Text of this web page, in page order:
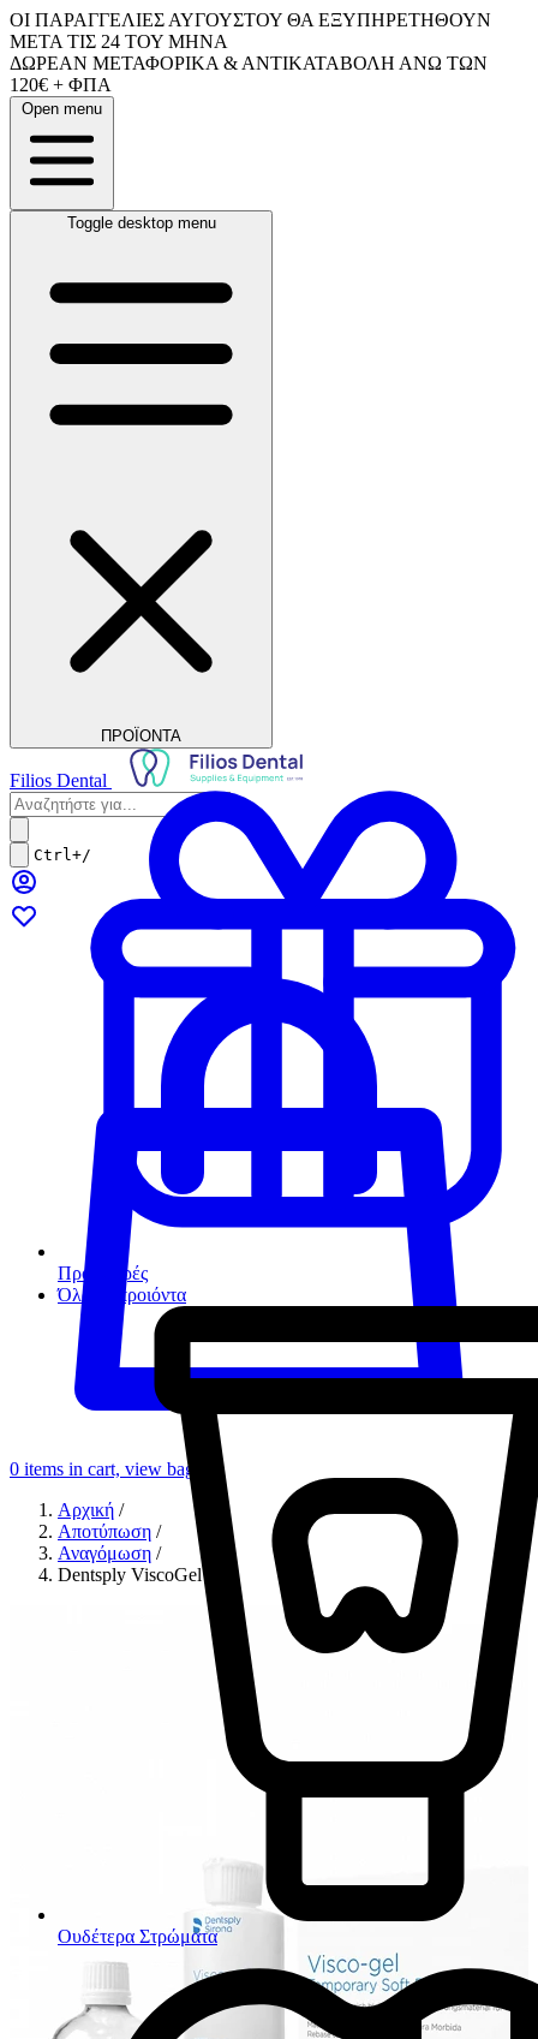
ΟΙ ΠΑΡΑΓΓΕΛΙΕΣ ΑΥΓΟΥΣΤΟΥ ΘΑ ΕΞΥΠΗΡΕΤΗΘΟΥΝ
ΜΕΤΑ ΤΙΣ 24 ΤΟΥ ΜΗΝΑ
ΔΩΡΕΑΝ ΜΕΤΑΦΟΡΙΚΑ & ΑΝΤΙΚΑΤΑΒΟΛΗ ΑΝΩ ΤΩΝ
120€ + ΦΠΑ
Open menu
Toggle desktop menu
ΠΡΟΪΟΝΤΑ
Προσφορές
Όλα τα προιόντα
Ουδέτερα Στρώματα
Filios Dental
Ctrl+/
0 items in cart, view bag
Αρχική /
Αποτύπωση /
Αναγόμωση /
Dentsply ViscoGel